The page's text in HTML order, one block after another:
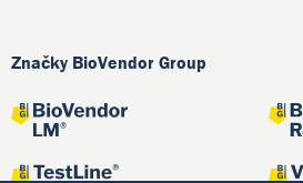
Značky BioVendor Group